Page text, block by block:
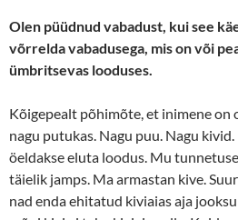
Olen püüdnud vabadust, kui see
võrrelda vabadusega, mis on või
ümbritsevas looduses.
Kõigepealt põhimõte, et inimene on
nagu putukas. Nagu puu. Nagu
öeldakse eluta loodus. Mu
täielik jamps. Ma armastan kive.
nad enda ehitatud kiviaias aja